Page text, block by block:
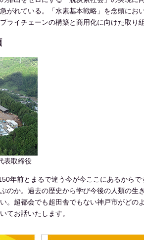
がれている。「水素基本戦略」を念頭に
ライチェーンの構築と商用化に向けた取り
表取締役
年前とまるで違う今が今ここにあるから
のか。過去の歴史から学び今後の人類の生
。超都会でも超田舎でもない神戸市がど
てお話いたします。